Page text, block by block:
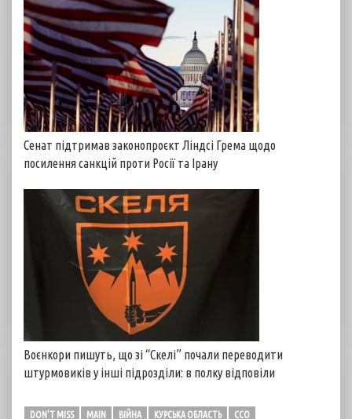
Сенат підтримав законопроєкт Ліндсі Грема щодо
посилення санкцій проти Росії та Ірану
Воєнкори пишуть, що зі “Скелі” почали переводити
штурмовиків у інші підрозділи: в полку відповіли
DON'T MISS MAIN ВІЙНА КУРСЬКА ОБЛАСТЬ ССО